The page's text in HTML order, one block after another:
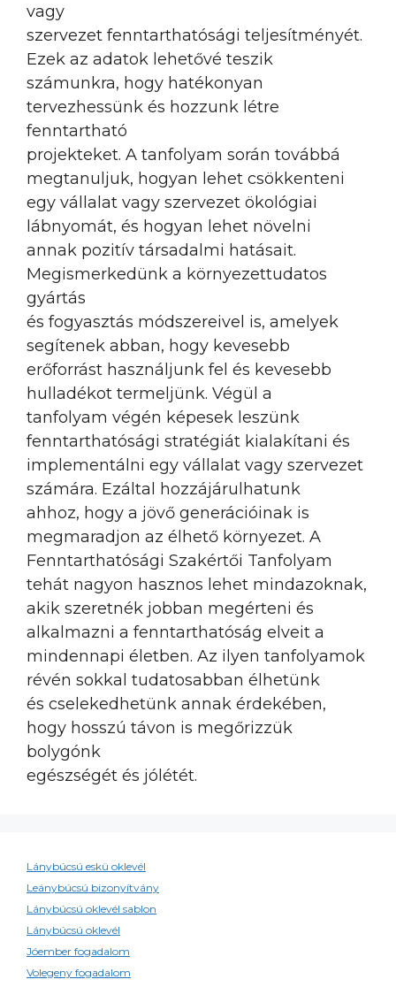
vagy
szervezet fenntarthatósági teljesítményét.
Ezek az adatok lehetővé teszik
számunkra, hogy hatékonyan
tervezhessünk és hozzunk létre
fenntartható
projekteket. A tanfolyam során továbbá
megtanuljuk, hogyan lehet csökkenteni
egy vállalat vagy szervezet ökológiai
lábnyomát, és hogyan lehet növelni
annak pozitív társadalmi hatásait.
Megismerkedünk a környezettudatos
gyártás
és fogyasztás módszereivel is, amelyek
segítenek abban, hogy kevesebb
erőforrást használjunk fel és kevesebb
hulladékot termeljünk. Végül a
tanfolyam végén képesek leszünk
fenntarthatósági stratégiát kialakítani és
implementálni egy vállalat vagy szervezet
számára. Ezáltal hozzájárulhatunk
ahhoz, hogy a jövő generációinak is
megmaradjon az élhető környezet. A
Fenntarthatósági Szakértői Tanfolyam
tehát nagyon hasznos lehet mindazoknak,
akik szeretnék jobban megérteni és
alkalmazni a fenntarthatóság elveit a
mindennapi életben. Az ilyen tanfolyamok
révén sokkal tudatosabban élhetünk
és cselekedhetünk annak érdekében,
hogy hosszú távon is megőrizzük
bolygónk
egészségét és jólétét.
Lánybúcsú eskü oklevél
Leánybúcsú bizonyítvány
Lánybúcsú oklevél sablon
Lánybúcsú oklevél
Jóember fogadalom
Volegeny fogadalom